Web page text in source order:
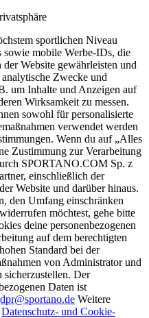
sportlichen Niveau
mobile Werbe-IDs, die
Website gewährleisten und
Zwecke und
um Inhalte und Anzeigen auf
Wirksamkeit zu messen.
sowohl für personalisierte
verwendet werden
Wenn du auf „Alles
Zustimmung zur Verarbeitung
SPORTANO.COM Sp. z
einschließlich der
Website und darüber hinaus.
den Umfang einschränken
möchtest, gehe bitte
deine personenbezogenen
auf dem berechtigten
Standard bei der
von Administrator und
sicherzustellen. Der
Daten ist
Weitere
Datenschutz- und Cookie-